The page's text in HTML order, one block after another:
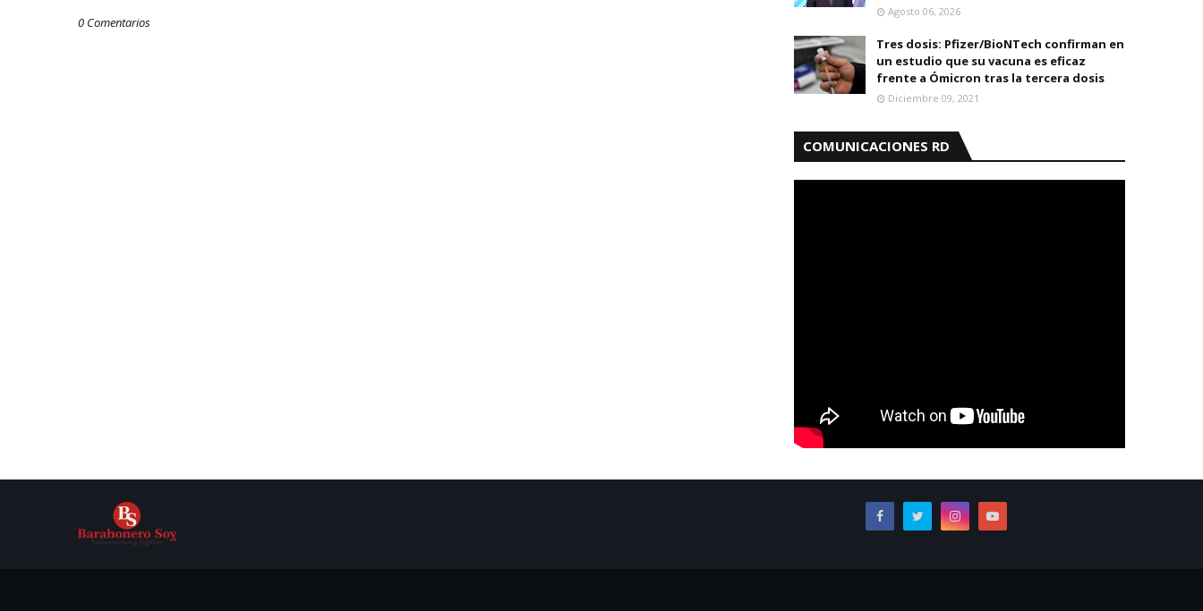
0 Comentarios
Agosto 06, 2026
Tres dosis: Pfizer/BioNTech confirman en
un estudio que su vacuna es eficaz
frente a Ómicron tras la tercera dosis
Diciembre 09, 2021
COMUNICACIONES RD